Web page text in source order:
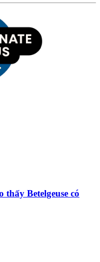
Betelgeuse có